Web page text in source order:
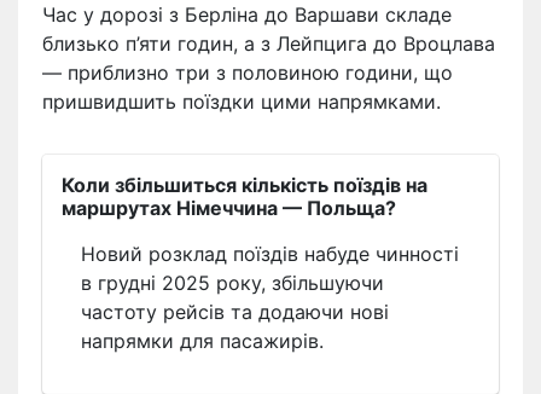
Час у дорозі з Берліна до Варшави складе
близько п’яти годин, а з Лейпцига до Вроцлава
— приблизно три з половиною години, що
пришвидшить поїздки цими напрямками.
Коли збільшиться кількість поїздів на
маршрутах Німеччина — Польща?
Новий розклад поїздів набуде чинності
в грудні 2025 року, збільшуючи
частоту рейсів та додаючи нові
напрямки для пасажирів.